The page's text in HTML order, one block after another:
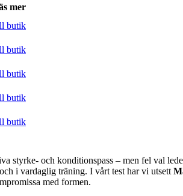
mer
butik
butik
butik
butik
butik
styrke- och konditionspass – men fel val
i vardaglig träning. I vårt test har vi utsett
med formen.